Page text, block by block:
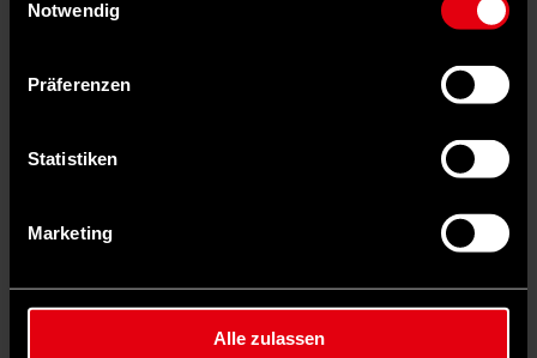
Notwendig
Präferenzen
Statistiken
Marketing
Alle zulassen